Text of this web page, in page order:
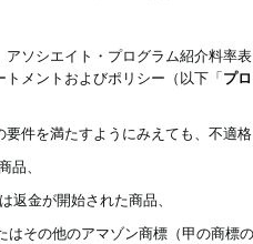
ソシエイト・プログラム紹介料率
メントおよびポリシー（以下「プ
件を満たすようにみえても、不適
品、
返金が開始された商品、
はその他のアマゾン商標（甲の商